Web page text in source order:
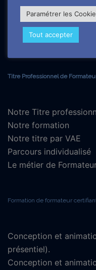
Nos
Titre Professionnel de
Notre Titre
Notre formation
Notre titre par VAE
Parcours individualisé
Le métier de
Formation de formateur
Conception et
présentiel).
Conception et
Paramétrer les
Tout accepter